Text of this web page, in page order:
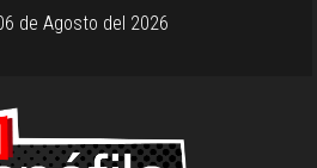
de Agosto del 2026